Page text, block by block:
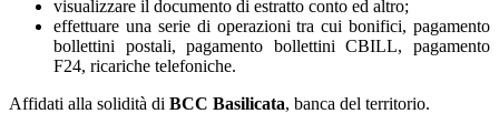
visualizzare il documento di estratto conto ed altro;
effettuare una serie di operazioni tra cui bonifici, pagamento
bollettini postali, pagamento bollettini CBILL, pagamento
F24, ricariche telefoniche.
Affidati alla solidità di BCC Basilicata, banca del territorio.